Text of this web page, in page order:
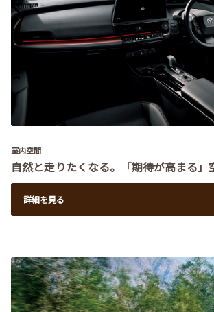
室内空間
自然と走りたくなる。「期待が高まる」
詳細を見る